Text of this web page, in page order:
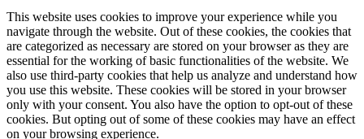
This website uses cookies to improve your experience while you
navigate through the website. Out of these cookies, the cookies that
are categorized as necessary are stored on your browser as they are
essential for the working of basic functionalities of the website. We
also use third-party cookies that help us analyze and understand how
you use this website. These cookies will be stored in your browser
only with your consent. You also have the option to opt-out of these
cookies. But opting out of some of these cookies may have an effect
on your browsing experience.